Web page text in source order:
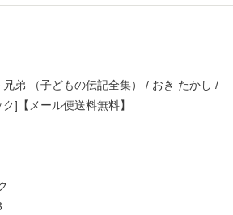
弟 （子どもの伝記全集） / おき たかし /
]【メール便送料無料】